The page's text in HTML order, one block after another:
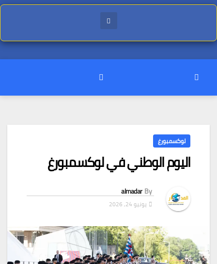
لوكسمبورغ
اليوم الوطني في لوكسمبورغ
By
almadar
يونيو 24, 2026